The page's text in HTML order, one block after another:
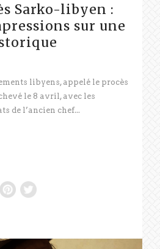
Sarko-libyen :
sur une
libyens, appelé le procès
le 8 avril, avec les
de l’ancien chef...